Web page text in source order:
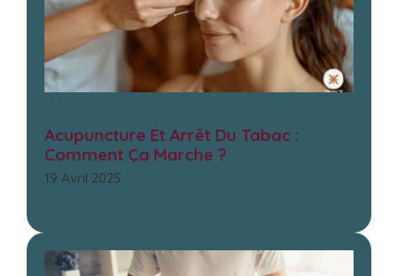
Acupuncture Et Arrêt Du Tabac :
Comment Ça Marche ?
19 Avril 2025